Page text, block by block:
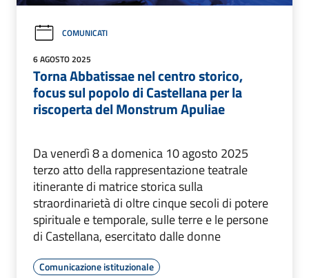
COMUNICATI
6 AGOSTO 2025
Torna Abbatissae nel centro storico,
focus sul popolo di Castellana per la
riscoperta del Monstrum Apuliae
Da venerdì 8 a domenica 10 agosto 2025
terzo atto della rappresentazione teatrale
itinerante di matrice storica sulla
straordinarietà di oltre cinque secoli di potere
spirituale e temporale, sulle terre e le persone
di Castellana, esercitato dalle donne
Comunicazione istituzionale